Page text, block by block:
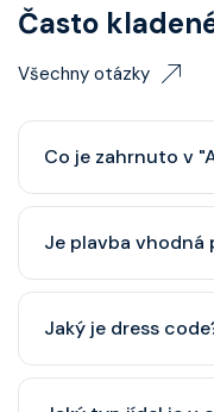
Často
Všechny otázky
Co je zahrnuto v
balíček), základní
Je plavba vhodná
cestovatele, ale
klub (od 3 let).
Jaký je dress